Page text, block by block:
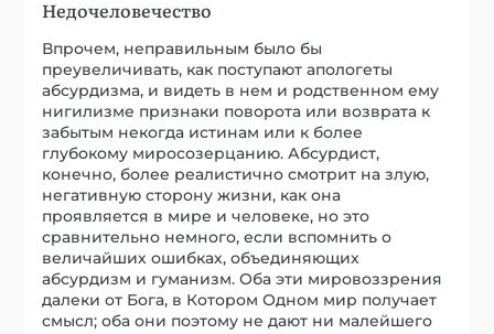
Недочеловечество
Впрочем, неправильным было бы
преувеличивать, как поступают апологеты
абсурдизма, и видеть в нем и родственном ему
нигилизме признаки поворота или возврата к
забытым некогда истинам или к более
глубокому миросозерцанию. Абсурдист,
конечно, более реалистично смотрит на злую,
негативную сторону жизни, как она
проявляется в мире и человеке, но это
сравнительно немного, если вспомнить о
величайших ошибках, объединяющих
абсурдизм и гуманизм. Оба эти мировоззрения
далеки от Бога, в Котором Одном мир получает
смысл; оба они поэтому не дают ни малейшего